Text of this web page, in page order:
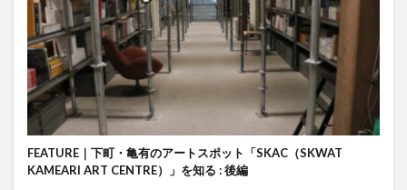
FEATURE｜下町・亀有のアートスポット「SKAC（SKWAT
KAMEARI ART CENTRE）」を知る : 後編